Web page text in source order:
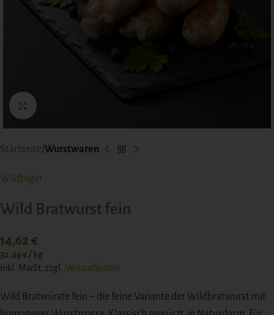
Click to enlarge
Startseite Wurstwaren
WildJäger
Wild Bratwurst fein
14,62 €
32,49€ / kg
inkl. MwSt. zzgl. Versandkosten
Wild Bratwürste fein – die feine Variante der Wildbratwurst mit